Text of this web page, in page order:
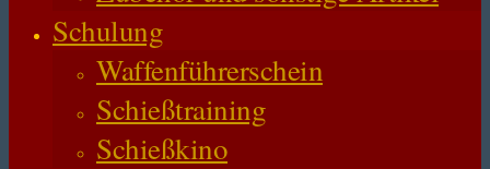
Schulung
Waffenführerschein
Schießtraining
Schießkino